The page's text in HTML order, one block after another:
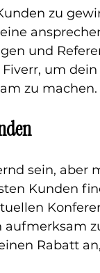
zu
und
um
zu machen.
sein,
Kunden
Rabatt